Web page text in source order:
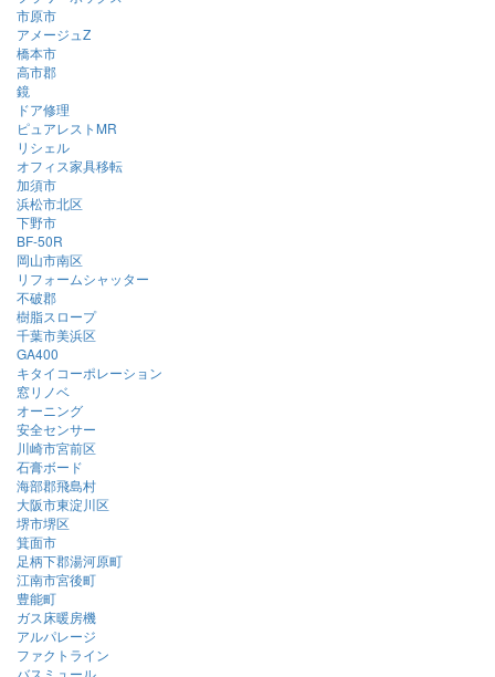
市原市
アメージュZ
橋本市
高市郡
鏡
ドア修理
ピュアレストMR
リシェル
オフィス家具移転
加須市
浜松市北区
下野市
BF-50R
岡山市南区
リフォームシャッター
不破郡
樹脂スロープ
千葉市美浜区
GA400
キタイコーポレーション
窓リノベ
オーニング
安全センサー
川崎市宮前区
石膏ボード
海部郡飛島村
大阪市東淀川区
堺市堺区
箕面市
足柄下郡湯河原町
江南市宮後町
豊能町
ガス床暖房機
アルパレージ
ファクトライン